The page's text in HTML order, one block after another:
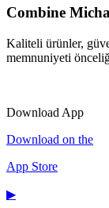
Combine
Kaliteli ürünler,
memnuniyeti
Download App
Download on the
App Store
▶